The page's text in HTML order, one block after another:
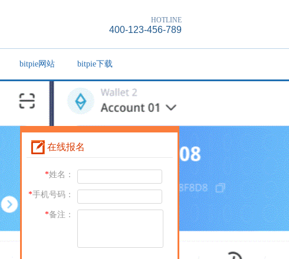
HOTLINE
400-123-456-789
bitpie网站 bitpie下载
在线报名
*姓名：
*手机号码：
*备注：